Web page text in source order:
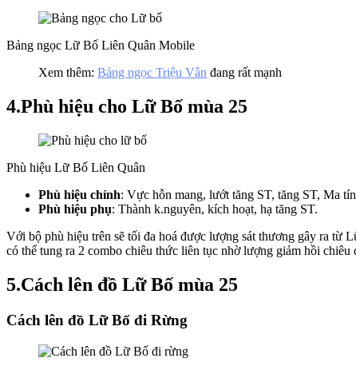
Bảng ngọc Lữ Bố Liên Quân Mobile
Xem thêm: Bảng ngọc Triệu Vân đang rất mạnh
4.Phù hiệu cho Lữ Bố mùa 25
Phù hiệu Lữ Bố Liên Quân
Phù hiệu chính: Vực hỗn mang, lướt tăng ST, tăng ST, Ma
Phù hiệu phụ: Thành k.nguyên, kích hoạt, hạ tăng ST.
Với bộ phù hiệu trên sẽ tối đa hoá được lượng sát thương gây ra từ
có thể tung ra 2 combo chiêu thức liên tục nhờ lượng giảm hồi chiêu
5.Cách lên đồ Lữ Bố mùa 25
Cách lên đồ Lữ Bố đi Rừng